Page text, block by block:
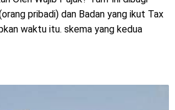
pribadi) dan Badan yang ikut Tax
waktu itu. skema yang kedua